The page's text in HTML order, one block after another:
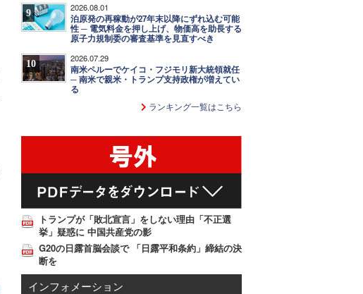
9 2026.08.01
泊原発の再稼動が27年末以降にずれ込む可能
性 ─ 電気料金を押し上げ、物価高を助長する
原子力規制委の審査基準を見直すべき
10 2026.07.29
南米ペルーでケイコ・フジモリ新大統領就任
─ 南米で親米・トランプ支持政権が増えてい
る
ランキング一覧はこちら
トランプが「敗北宣言」をしない理由「不正選
挙」疑惑に 中国共産党の影
G20の日露首脳会談で 「日露平和条約」締結の決
断を
インフォメーション